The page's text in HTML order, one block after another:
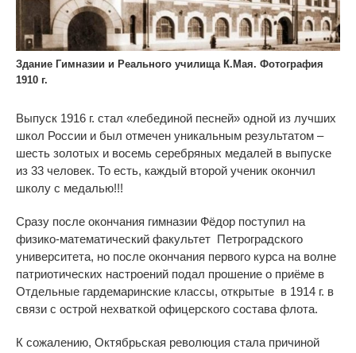
Здание Гимназии и Реального училища К.Мая. Фотография
1910 г.
Выпуск 1916 г. стал «лебединой песней» одной из лучших
школ России и был отмечен уникальным результатом –
шесть золотых и восемь серебряных медалей в выпуске
из 33 человек. То есть, каждый второй ученик окончил
школу с медалью!!!
Сразу после окончания гимназии Фёдор поступил на
физико-математический факультет Петроградского
университета, но после окончания первого курса на волне
патриотических настроений подал прошение о приёме в
Отдельные гардемаринские классы, открытые в 1914 г. в
связи с острой нехваткой офицерского состава флота.
К сожалению, Октябрьская революция стала причиной